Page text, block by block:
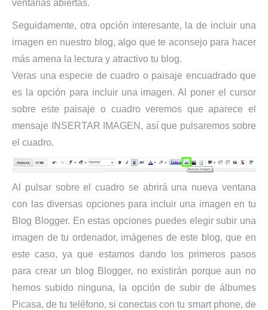
ventanas abiertas.
Seguidamente, otra opción interesante, la de incluir una
imagen en nuestro blog, algo que te aconsejo para hacer
más amena la lectura y atractivo tu blog.
Veras una especie de cuadro o paisaje encuadrado que
es la opción para incluir una imagen. Al poner el cursor
sobre este paisaje o cuadro veremos que aparece el
mensaje INSERTAR IMAGEN, así que pulsaremos sobre
el cuadro.
Al pulsar sobre el cuadro se abrirá una nueva ventana
con las diversas opciones para incluir una imagen en tu
Blog Blogger. En estas opciones puedes elegir subir una
imagen de tu ordenador, imágenes de este blog, que en
este caso, ya que estamos dando los primeros pasos
para crear un blog Blogger, no existirán porque aun no
hemos subido ninguna, la opción de subir de álbumes
Picasa, de tu teléfono, si conectas con tu smart phone, de